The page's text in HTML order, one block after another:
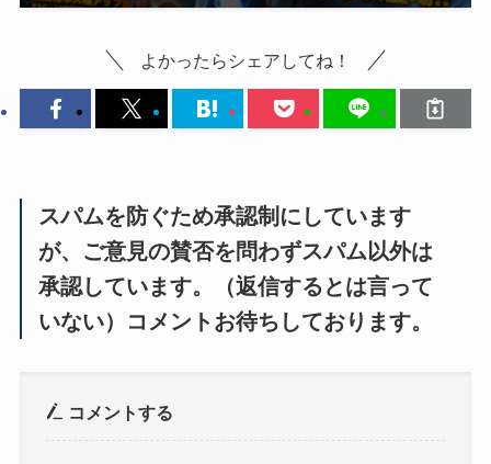
よかったらシェアしてね！
スパムを防ぐため承認制にしています
が、ご意見の賛否を問わずスパム以外は
承認しています。（返信するとは言って
いない）コメントお待ちしております。
コメントする